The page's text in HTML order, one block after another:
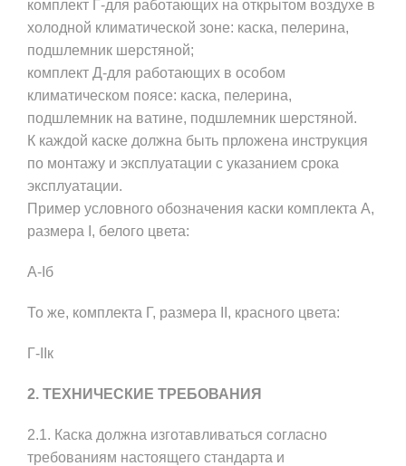
комплект Г-для работающих на открытом воздухе в
холодной климатической зоне: каска, пелерина,
подшлемник шерстяной;
комплект Д-для работающих в особом
климатическом поясе: каска, пелерина,
подшлемник на ватине, подшлемник шерстяной.
К каждой каске должна быть прложена инструкция
по монтажу и эксплуатации с указанием срока
эксплуатации.
Пример условного обозначения каски комплекта А,
размера I, белого цвета:
А-Iб
То же, комплекта Г, размера II, красного цвета:
Г-IIк
2. ТЕХНИЧЕСКИЕ ТРЕБОВАНИЯ
2.1. Каска должна изготавливаться согласно
требованиям настоящего стандарта и